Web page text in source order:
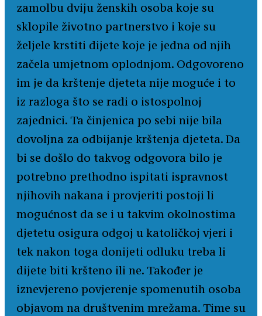
zamolbu dviju ženskih osoba koje su
sklopile životno partnerstvo i koje su
željele krstiti dijete koje je jedna od njih
začela umjetnom oplodnjom. Odgovoreno
im je da krštenje djeteta nije moguće i to
iz razloga što se radi o istospolnoj
zajednici. Ta činjenica po sebi nije bila
dovoljna za odbijanje krštenja djeteta. Da
bi se došlo do takvog odgovora bilo je
potrebno prethodno ispitati ispravnost
njihovih nakana i provjeriti postoji li
mogućnost da se i u takvim okolnostima
djetetu osigura odgoj u katoličkoj vjeri i
tek nakon toga donijeti odluku treba li
dijete biti kršteno ili ne. Također je
iznevjereno povjerenje spomenutih osoba
objavom na društvenim mrežama. Time su